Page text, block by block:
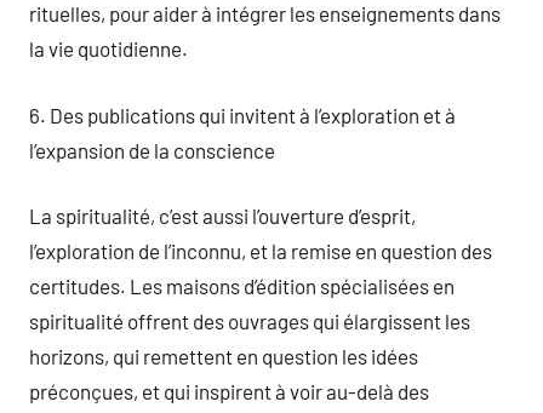
rituelles, pour aider à intégrer les enseignements dans
la vie quotidienne.
6. Des publications qui invitent à l’exploration et à
l’expansion de la conscience
La spiritualité, c’est aussi l’ouverture d’esprit,
l’exploration de l’inconnu, et la remise en question des
certitudes. Les maisons d’édition spécialisées en
spiritualité offrent des ouvrages qui élargissent les
horizons, qui remettent en question les idées
préconçues, et qui inspirent à voir au-delà des